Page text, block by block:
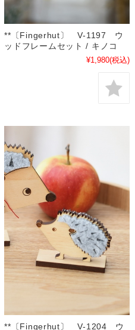
**〔Fingerhut〕 V-1197 ウ
ッドフレームセット / キノコ
¥1,980(税込)
**〔Fingerhut〕 V-1204 ウ